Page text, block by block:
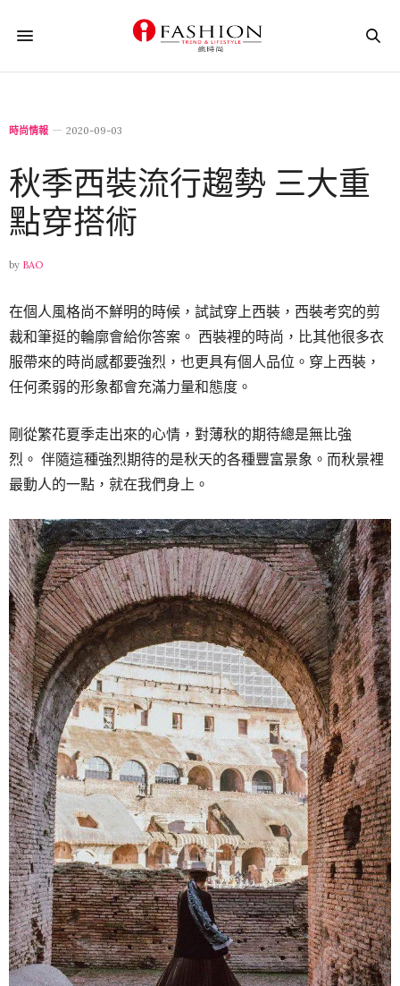
時尚情報 2020-09-03
秋季西裝流行趨勢 三大重
點穿搭術
by BAO
在個人風格尚不鮮明的時候，試試穿上西裝，西裝考究的剪
裁和筆挺的輪廓會給你答案。 西裝裡的時尚，比其他很多衣
服帶來的時尚感都要強烈，也更具有個人品位。穿上西裝，
任何柔弱的形象都會充滿力量和態度。
剛從繁花夏季走出來的心情，對薄秋的期待總是無比強
烈。 伴隨這種強烈期待的是秋天的各種豐富景象。而秋景裡
最動人的一點，就在我們身上。